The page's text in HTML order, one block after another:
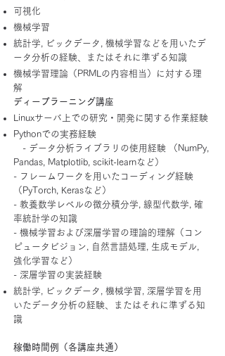
可視化
機械学習
統計学, ビックデータ, 機械学習などを用いたデ
ータ分析の経験、またはそれに準ずる知識
機械学習理論（PRMLの内容相当）に対する理
解
ディープラーニング講座
Linuxサーバ上での研究・開発に関する作業経験
Pythonでの実務経験
- データ分析ライブラリの使用経験 （NumPy,
Pandas, Matplotlib, scikit-learnなど）
- フレームワークを用いたコーディング経験
（PyTorch, Kerasなど）
- 教養数学レベルの微分積分学, 線型代数学, 確
率統計学の知識
- 機械学習および深層学習の理論的理解（コン
ピュータビジョン, 自然言語処理, 生成モデル,
強化学習など）
- 深層学習の実装経験
統計学, ビックデータ, 機械学習, 深層学習を用
いたデータ分析の経験、またはそれに準ずる知
識
稼働時間例（各講座共通）